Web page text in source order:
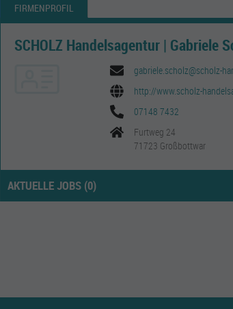
FIRMENPROFIL
SCHOLZ Handelsagentur | Gabriele
gabriele.scholz@scholz-
http://www.scholz-
07148 7432
Furtweg 24
71723 Großbottwar
AKTUELLE JOBS (0)